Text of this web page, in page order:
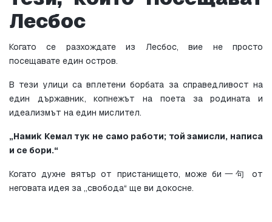
Лесбос
Когато се разхождате из Лесбос, вие не просто
посещавате един остров.
В тези улици са вплетени борбата за справедливост на
един държавник, копнежът на поета за родината и
идеализмът на един мислител.
„Нами́к Кемал тук не само работи; той замисли, написа
и се бори.“
Когато духне вятър от пристанището, може би一句 от
неговата идея за „свобода“ ще ви докосне.